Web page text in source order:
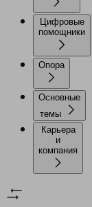
Цифровые
помощники
Опора
Основные
темы
Карьера
и
компания